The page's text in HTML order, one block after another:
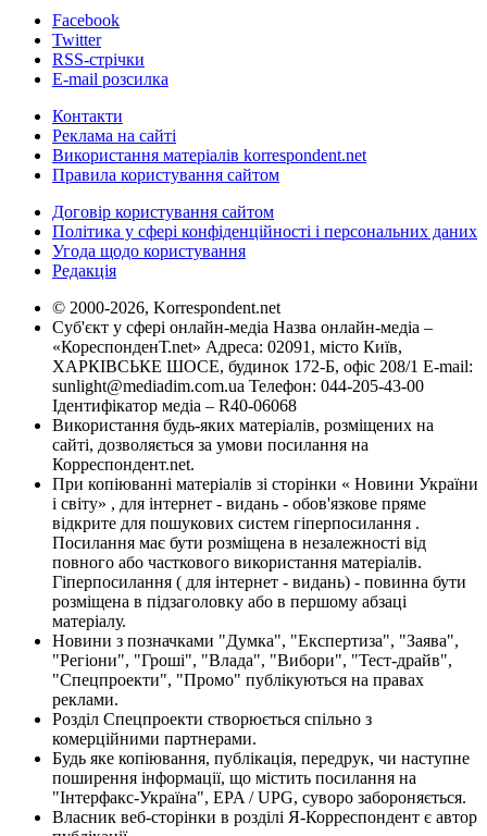
Facebook
Twitter
RSS-стрічки
E-mail розсилка
Контакти
Реклама на сайті
Використання матеріалів korrespondent.net
Правила користування сайтом
Договір користування сайтом
Політика у сфері конфіденційності і персональних даних
Угода щодо користування
Редакція
© 2000-2026, Korrespondent.net
Суб'єкт у сфері онлайн-медіа Назва онлайн-медіа –
«КореспонденТ.net» Адреса: 02091, місто Київ,
ХАРКІВСЬКЕ ШОСЕ, будинок 172-Б, офіс 208/1 E-mail:
sunlight@mediadim.com.ua Телефон: 044-205-43-00
Ідентифікатор медіа – R40-06068
Використання будь-яких матеріалів, розміщених на
сайті, дозволяється за умови посилання на
Корреспондент.net.
При копіюванні матеріалів зі сторінки « Новини України
і світу» , для інтернет - видань - обов'язкове пряме
відкрите для пошукових систем гіперпосилання .
Посилання має бути розміщена в незалежності від
повного або часткового використання матеріалів.
Гіперпосилання ( для інтернет - видань) - повинна бути
розміщена в підзаголовку або в першому абзаці
матеріалу.
Новини з позначками "Думка", "Експертиза", "Заява",
"Регіони", "Гроші", "Влада", "Вибори", "Тест-драйв",
"Спецпроекти", "Промо" публікуються на правах
реклами.
Розділ Спецпроекти створюється спільно з
комерційними партнерами.
Будь яке копіювання, публікація, передрук, чи наступне
поширення інформації, що містить посилання на
"Інтерфакс-Україна", EPA / UPG, суворо забороняється.
Власник веб-сторінки в розділі Я-Корреспондент є автор